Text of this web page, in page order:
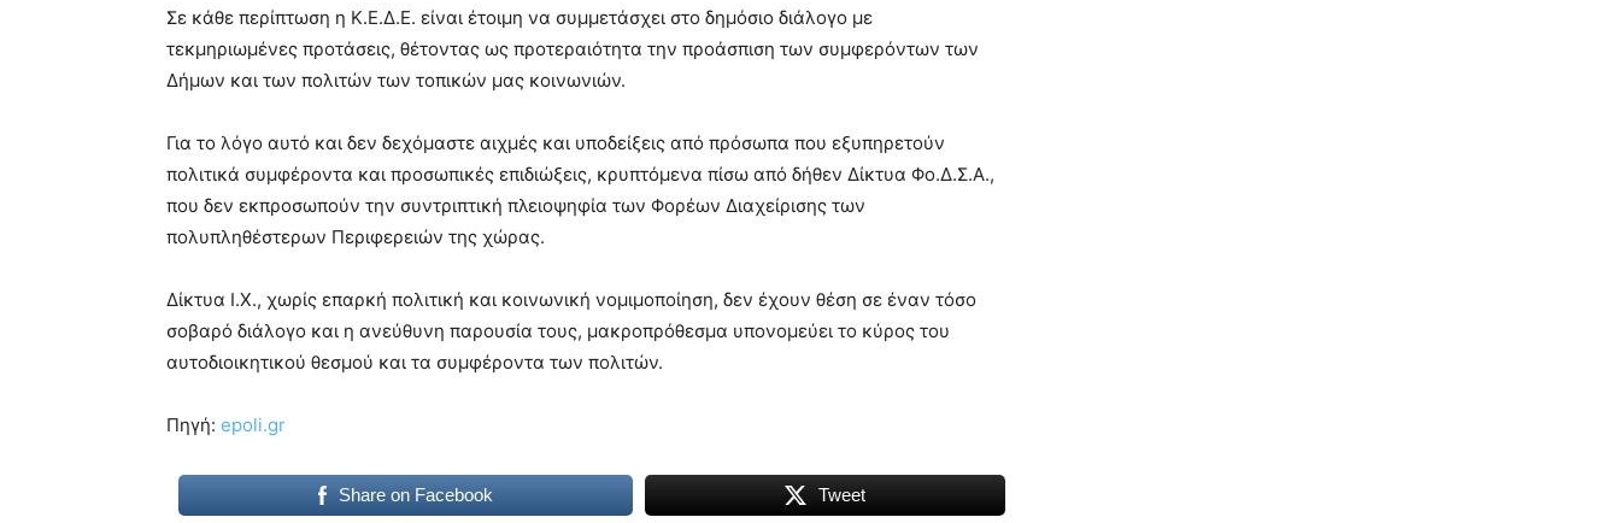
Σε κάθε περίπτωση η Κ.Ε.Δ.Ε. είναι έτοιμη να συμμετάσχει στο δημόσιο διάλογο με
τεκμηριωμένες προτάσεις, θέτοντας ως προτεραιότητα την προάσπιση των συμφερόντων των
Δήμων και των πολιτών των τοπικών μας κοινωνιών.
Για το λόγο αυτό και δεν δεχόμαστε αιχμές και υποδείξεις από πρόσωπα που εξυπηρετούν
πολιτικά συμφέροντα και προσωπικές επιδιώξεις, κρυπτόμενα πίσω από δήθεν Δίκτυα Φο.Δ.Σ.Α.,
που δεν εκπροσωπούν την συντριπτική πλειοψηφία των Φορέων Διαχείρισης των
πολυπληθέστερων Περιφερειών της χώρας.
Δίκτυα Ι.Χ., χωρίς επαρκή πολιτική και κοινωνική νομιμοποίηση, δεν έχουν θέση σε έναν τόσο
σοβαρό διάλογο και η ανεύθυνη παρουσία τους, μακροπρόθεσμα υπονομεύει το κύρος του
αυτοδιοικητικού θεσμού και τα συμφέροντα των πολιτών.
Πηγή: epoli.gr
Share on Facebook Tweet